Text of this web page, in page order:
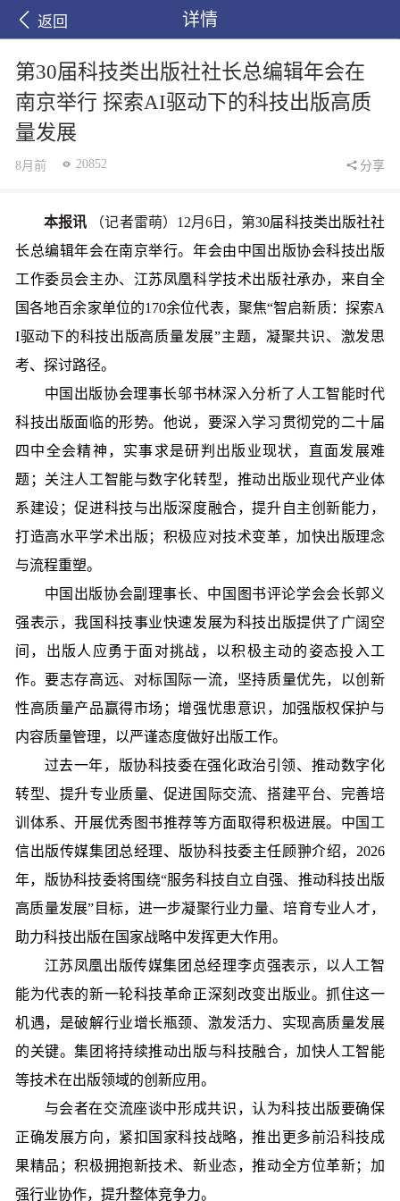
返回 详情
第30届科技类出版社社长总编辑年会在
南京举行 探索AI驱动下的科技出版高质
量发展
8月前 20852 分享
本报讯 （记者雷萌）12月6日，第30届科技类出版社社
长总编辑年会在南京举行。年会由中国出版协会科技出版
工作委员会主办、江苏凤凰科学技术出版社承办，来自全
国各地百余家单位的170余位代表，聚焦“智启新质：探索A
I驱动下的科技出版高质量发展”主题，凝聚共识、激发思
考、探讨路径。
中国出版协会理事长邬书林深入分析了人工智能时代
科技出版面临的形势。他说，要深入学习贯彻党的二十届
四中全会精神，实事求是研判出版业现状，直面发展难
题；关注人工智能与数字化转型，推动出版业现代产业体
系建设；促进科技与出版深度融合，提升自主创新能力，
打造高水平学术出版；积极应对技术变革，加快出版理念
与流程重塑。
中国出版协会副理事长、中国图书评论学会会长郭义
强表示，我国科技事业快速发展为科技出版提供了广阔空
间，出版人应勇于面对挑战，以积极主动的姿态投入工
作。要志存高远、对标国际一流，坚持质量优先，以创新
性高质量产品赢得市场；增强忧患意识，加强版权保护与
内容质量管理，以严谨态度做好出版工作。
过去一年，版协科技委在强化政治引领、推动数字化
转型、提升专业质量、促进国际交流、搭建平台、完善培
训体系、开展优秀图书推荐等方面取得积极进展。中国工
信出版传媒集团总经理、版协科技委主任顾翀介绍，2026
年，版协科技委将围绕“服务科技自立自强、推动科技出版
高质量发展”目标，进一步凝聚行业力量、培育专业人才，
助力科技出版在国家战略中发挥更大作用。
江苏凤凰出版传媒集团总经理李贞强表示，以人工智
能为代表的新一轮科技革命正深刻改变出版业。抓住这一
机遇，是破解行业增长瓶颈、激发活力、实现高质量发展
的关键。集团将持续推动出版与科技融合，加快人工智能
等技术在出版领域的创新应用。
与会者在交流座谈中形成共识，认为科技出版要确保
正确发展方向，紧扣国家科技战略，推出更多前沿科技成
果精品；积极拥抱新技术、新业态，推动全方位革新；加
强行业协作，提升整体竞争力。